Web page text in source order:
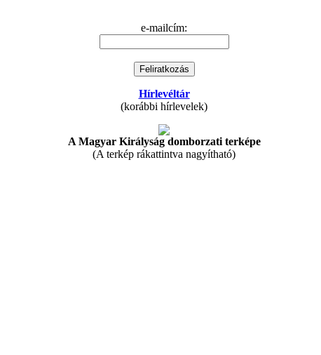
e-mailcím:
Hírlevéltár
(korábbi hírlevelek)
A Magyar Királyság domborzati terképe
(A terkép rákattintva nagyítható)